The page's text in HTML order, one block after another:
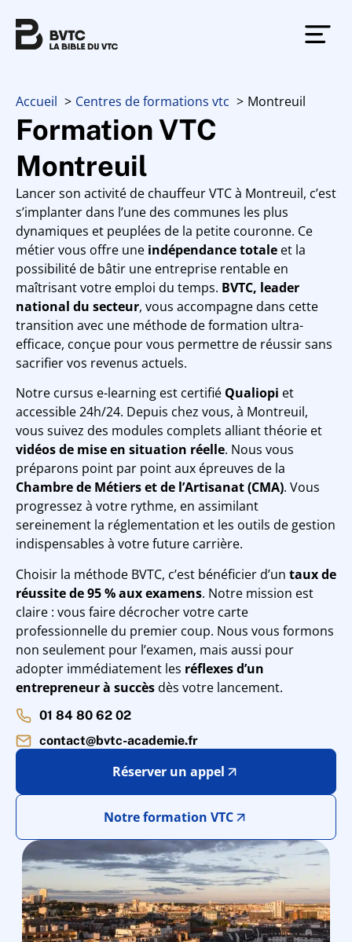
Accueil Centres de formations vtc Montreuil
Formation VTC
Montreuil
Lancer son activité de chauffeur VTC à Montreuil, c’est
s’implanter dans l’une des communes les plus
dynamiques et peuplées de la petite couronne. Ce
métier vous offre une indépendance totale et la
possibilité de bâtir une entreprise rentable en
maîtrisant votre emploi du temps. BVTC, leader
national du secteur, vous accompagne dans cette
transition avec une méthode de formation ultra-
efficace, conçue pour vous permettre de réussir sans
sacrifier vos revenus actuels.
Notre cursus e-learning est certifié Qualiopi et
accessible 24h/24. Depuis chez vous, à Montreuil,
vous suivez des modules complets alliant théorie et
vidéos de mise en situation réelle. Nous vous
préparons point par point aux épreuves de la
Chambre de Métiers et de l’Artisanat (CMA). Vous
progressez à votre rythme, en assimilant
sereinement la réglementation et les outils de gestion
indispensables à votre future carrière.
Choisir la méthode BVTC, c’est bénéficier d’un taux de
réussite de 95 % aux examens. Notre mission est
claire : vous faire décrocher votre carte
professionnelle du premier coup. Nous vous formons
non seulement pour l’examen, mais aussi pour
adopter immédiatement les réflexes d’un
entrepreneur à succèsdès votre lancement.
01 84 80 62 02
contact@bvtc-academie.fr
Réserver un appel
Notre formation VTC